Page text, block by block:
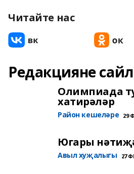
Читайте нас
Редакцияне
Олимпиада
хатирәләр
Район кешеләре 29
Югары
Авыл хуҗалыгы 27